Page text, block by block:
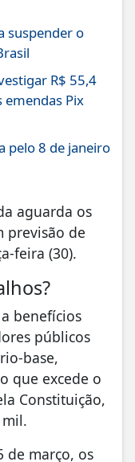
suspender o
R$ 55,4
Pix
pelo 8 de janeiro
aguarda os
previsão de
feira (30).
benefícios
públicos
base,
que excede o
Constituição,
de março, os